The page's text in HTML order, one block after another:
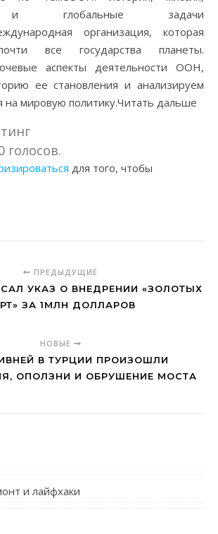
и глобальные задачи
организация, которая
все государства планеты.
аспекты деятельности ООН,
ее становления и анализируем
на мировую политику.Читать дальше
голосов.
для того, чтобы
ПРЕДЫДУЩИЕ
УКАЗ О ВНЕДРЕНИИ «ЗОЛОТЫХ
ЗА 1МЛН ДОЛЛАРОВ
НОВЫЕ
В ТУРЦИИ ПРОИЗОШЛИ
ОПОЛЗНИ И ОБРУШЕНИЕ МОСТА
и лайфхаки